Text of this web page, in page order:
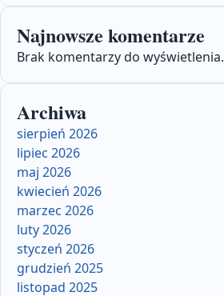
Najnowsze komentarze
Brak komentarzy do wyświetlenia.
Archiwa
sierpień 2026
lipiec 2026
maj 2026
kwiecień 2026
marzec 2026
luty 2026
styczeń 2026
grudzień 2025
listopad 2025